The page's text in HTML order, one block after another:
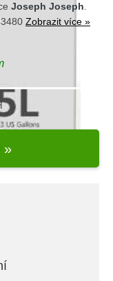
Joseph Joseph
Zobrazit více »
»